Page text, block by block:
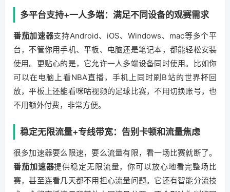
多平台支持+一人多端：满足不同设备的观赛需求
番茄加速器支持Android、iOS、Windows、mac等多个平
台，不管你用手机、平板、电脑还是笔记本，都能轻松安装
使用。更贴心的是，它允许一人多端设备同时使用。比如你
可以在电脑上看NBA直播，手机上同时刷B站的世界杯回
放，平板上还能看咪咕视频的足球比赛，不用切换账号，也
不用额外付费，非常方便。
稳定无限流量+专线带宽：告别卡顿和流量焦虑
很多加速器要么限速，要么流量有限，看一场比赛就断了。
番茄加速器提供稳定无限流量，你可以放心地看完整场比
赛，甚至连看几天都不用担心流量问题。它还有智能分流技